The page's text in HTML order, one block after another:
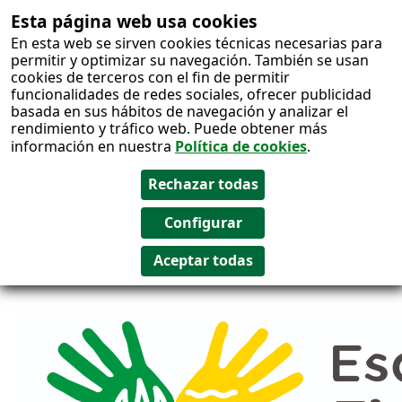
Esta página web usa cookies
En esta web se sirven cookies técnicas necesarias para
permitir y optimizar su navegación. También se usan
cookies de terceros con el fin de permitir
funcionalidades de redes sociales, ofrecer publicidad
basada en sus hábitos de navegación y analizar el
rendimiento y tráfico web. Puede obtener más
información en nuestra Política de cookies.
Salto al
contenido